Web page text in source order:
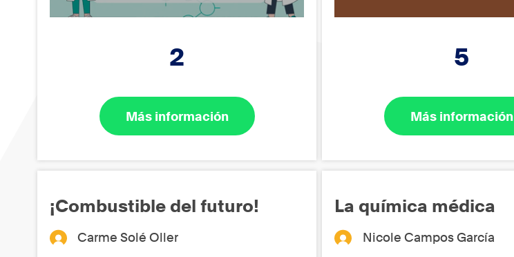
2
Más información
5
Más información
¡Combustible del futuro!
Carme Solé Oller
La química médica
Nicole Campos García